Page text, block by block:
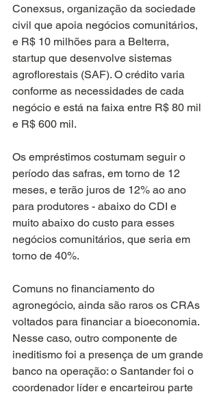
Conexsus, organização da sociedade
civil que apoia negócios comunitários,
e R$ 10 milhões para a Belterra,
startup que desenvolve sistemas
agroflorestais (SAF). O crédito varia
conforme as necessidades de cada
negócio e está na faixa entre R$ 80 mil
e R$ 600 mil.
Os empréstimos costumam seguir o
período das safras, em torno de 12
meses, e terão juros de 12% ao ano
para produtores - abaixo do CDI e
muito abaixo do custo para esses
negócios comunitários, que seria em
torno de 40%.
Comuns no financiamento do
agronegócio, ainda são raros os CRAs
voltados para financiar a bioeconomia.
Nesse caso, outro componente de
ineditismo foi a presença de um grande
banco na operação: o Santander foi o
coordenador líder e encarteirou parte